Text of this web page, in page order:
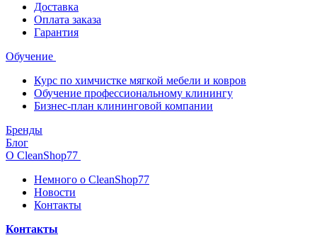
Доставка
Оплата заказа
Гарантия
Обучение
Курс по химчистке мягкой мебели и ковров
Обучение профессиональному клинингу
Бизнес-план клининговой компании
Бренды
Блог
О CleanShop77
Немного о CleanShop77
Новости
Контакты
Контакты